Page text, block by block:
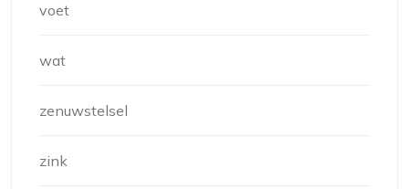
voet
wat
zenuwstelsel
zink